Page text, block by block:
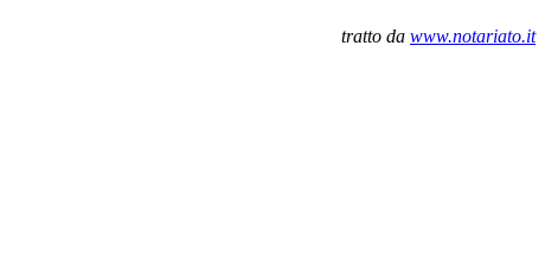
tratto da www.notariato.it